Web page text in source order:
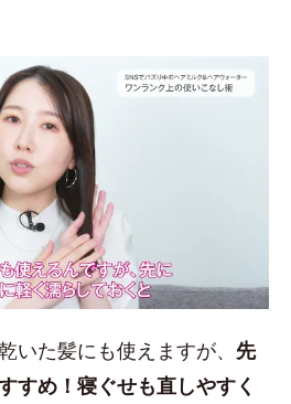
いた髪にも使えますが、 先
すめ！寝ぐせも直しやすく